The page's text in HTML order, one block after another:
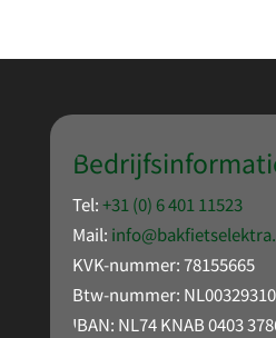
Tel:+31 (0) 6 401 11523
Mail:
KVK-nummer: 78155665
Btw-nummer:
IBAN: NL74 KNAB 0403